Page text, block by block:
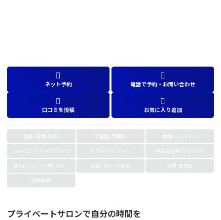
ネット予約 電話で予約・お問い合わせ
口コミを投稿 お気に入り追加
整体・接骨・鍼灸 学習塾・予備校
飲食・レストラン
ショッピング・ライフスタイル
アウトドア・レジャー
中古品売買・リサイクル
暮らしサポート・デリバリー
建設・住宅・不動産
法律・専門家
冠婚葬祭
プライベートサロンで自分の時間を